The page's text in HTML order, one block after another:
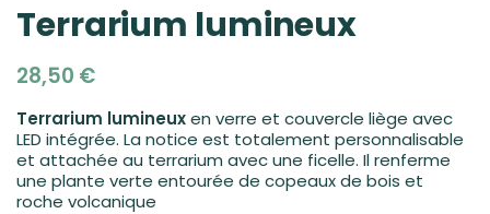
Terrarium lumineux
28,50 €
Terrarium lumineuxen verre et couvercle liège avec
LED intégrée. La notice est totalement personnalisable
et attachée au terrarium avec une ficelle. Il renferme
une plante verte entourée de copeaux de bois et
roche volcanique